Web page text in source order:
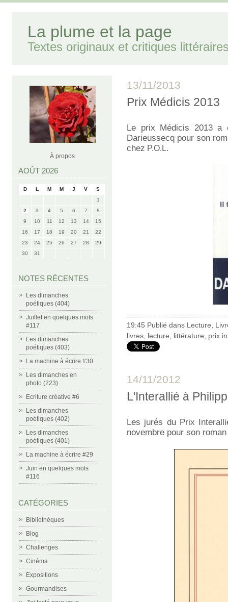
La plume et la page
Textes originaux et critiques
À propos
AOÛT 2026
D L M M J V
S
1
2
3 4 5 6 7
8
9
10 11 12 13 14
15
16
17 18 19 20 21
22
23
24 25 26 27 28
29
30
31
NOTES RÉCENTES
Les dimanches
poétiques (404)
Juillet en quelques mots
#117
Les dimanches
poétiques (403)
La machine à écrire #30
Les dimanches en
photo (223)
Ecriture créative #6
Les dimanches
poétiques (402)
Les dimanches
poétiques (401)
La machine à écrire #29
Juin en quelques mots
#116
CATÉGORIES
Bibliothèques
Blog
Challenges
Cinéma
Expositions
Gourmandises
13/11/2013
Prix Médicis 2013
Le prix Médicis 2013 a
Darieussecq pour son
chez P.O.L.
19:45 Publié dans Lecture
livres lecture littérature prix
14/11/2012
L'Interallié à
Les jurés du Prix
novembre pour son